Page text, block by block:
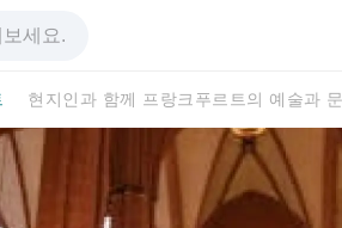
현지인과 함께 프랑크푸르트의 예술과